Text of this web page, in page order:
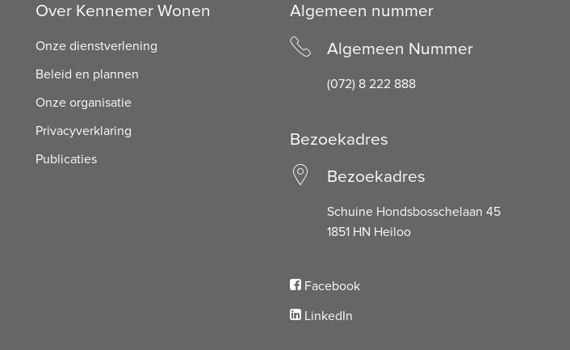
Over Kennemer Wonen
Onze dienstverlening
Beleid en plannen
Onze organisatie
Privacyverklaring
Publicaties
Algemeen nummer
Algemeen Nummer
(072) 8 222 888
Bezoekadres
Bezoekadres
Schuine Hondsbosschelaan 45
1851 HN Heiloo
Facebook
LinkedIn